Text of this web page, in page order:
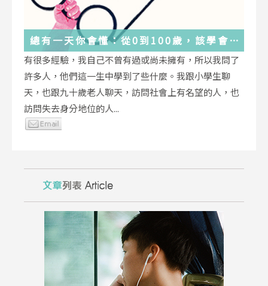
總有一天你會懂：從0到100歲，該學會
的人生大事，都在這些生活的小事裡了
有很多經驗，我自己不曾有過或尚未擁有，所以我問了
許多人，他們這一生中學到了些什麼。我跟小學生聊
天，也跟九十歲老人聊天，訪問社會上有名望的人，也
訪問失去身分地位的人...